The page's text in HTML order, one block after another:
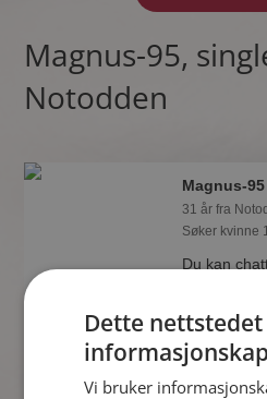
Magnus-95,
Notodden
Magnus-95
31 år fra
Søker kvinne
Du kan
å bli
Dette
Vi bruker